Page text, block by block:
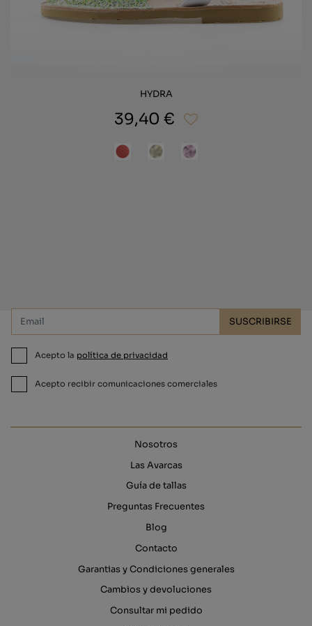
HYDRA
39,40 €
SUSCRIBIRSE
Acepto la política de privacidad
Acepto recibir comunicaciones comerciales
Nosotros
Las Avarcas
Guía de tallas
Preguntas Frecuentes
Blog
Contacto
Garantias y Condiciones generales
Cambios y devoluciones
Consultar mi pedido